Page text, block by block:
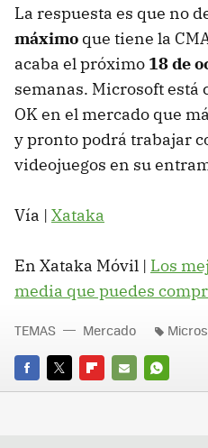
La respuesta es que no
máximo que tiene la
acaba el próximo 18 de
semanas. Microsoft está
OK en el mercado que
y pronto podrá trabajar
videojuegos en su
Vía | Xataka
En Xataka Móvil | Los
media que puedes
FACEBOOK
TWITTERFLIPBOARD
E-
WHATSAPP
TEMAS Mercado